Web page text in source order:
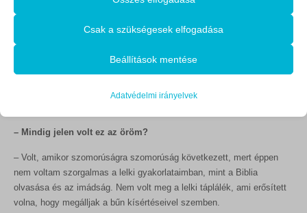
mércéje, és ezt a példát követtem onnantól én is. Örömmel és
lelkesedéssel meséltem másoknak más bűnökből való elfordulásomat
is. Ilyenkor azt kérdeztem Istentől, mi a következő bűn, amitől el kell
fordulnom, mert szeretnék továbbra is ilyen örömöket megtapasztalni.
(számol magában) Volt az alkohol, a drog, a káromkodás, az akkori
barátnőmmel is szakítottam, elkezdtem szolgálni a gyülekezetben az
ifjúság felé, tehát az elején nagy hullámban történt a változás, és ez
– Mindig jelen volt ez az öröm?
– Volt, amikor szomorúságra szomorúság következett, mert éppen
nem voltam szorgalmas a lelki gyakorlataimban, mint a Biblia
olvasása és az imádság. Nem volt meg a lelki táplálék, ami erősített
volna, hogy megálljak a bűn kísértéseivel szemben.
működéséhez. Ezek a sütik és szolgáltatások a GDPR szerint nem
PHPSESSID
wlfmc_session_282a07b02e3ebaca0e6c6db58fe7bf11
woocommerce_cart_hash
nyerjünk abba, hogyan lépnek kapcsolatba látogatóink a
weboldalunkkal.
Részletek megjelenítése
_ga
Egyéb szolgáltatások
Ez a kategória minden olyan sütit, domaint és szolgáltatást
Csak a szükségesek elfogadása
Beállítások mentése
Adatvédelmi irányelvek